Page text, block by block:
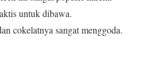
untuk dibawa.
cokelatnya sangat menggoda.